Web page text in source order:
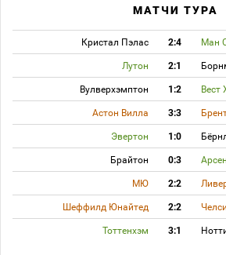
МАТЧИ ТУРА
Кристал Пэлас 2:4 Ман
Лутон 2:1
Вулверхэмптон 1:2 Вест
Астон Вилла 3:3
Эвертон 1:0
Брайтон 0:3
МЮ 2:2
Шеффилд Юнайтед 2:2 Челси
Тоттенхэм 3:1